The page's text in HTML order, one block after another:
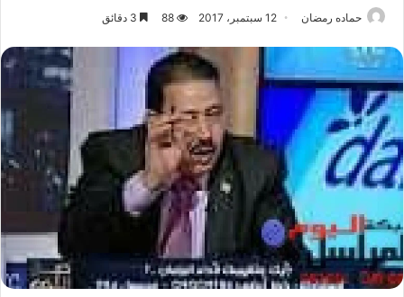
حماده رمضان 12 سبتمبر، 2017 88